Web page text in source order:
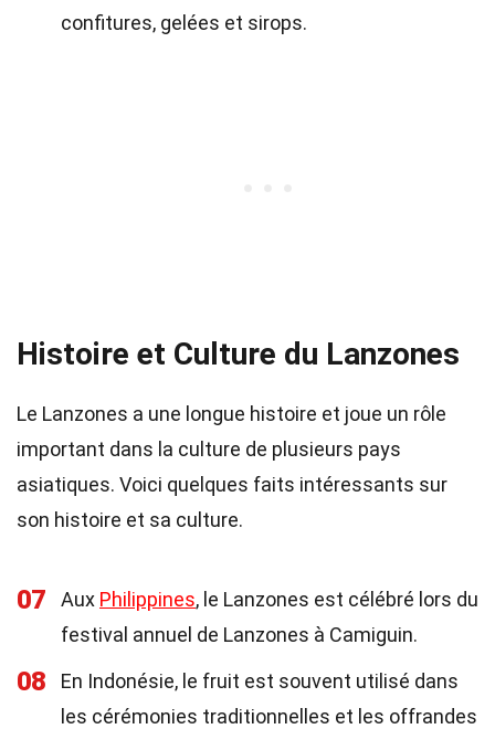
confitures, gelées et sirops.
Histoire et Culture du Lanzones
Le Lanzones a une longue histoire et joue un rôle
important dans la culture de plusieurs pays
asiatiques. Voici quelques faits intéressants sur
son histoire et sa culture.
07 Aux Philippines, le Lanzones est célébré lors du
festival annuel de Lanzones à Camiguin.
08
En Indonésie, le fruit est souvent utilisé dans
les cérémonies traditionnelles et les offrandes